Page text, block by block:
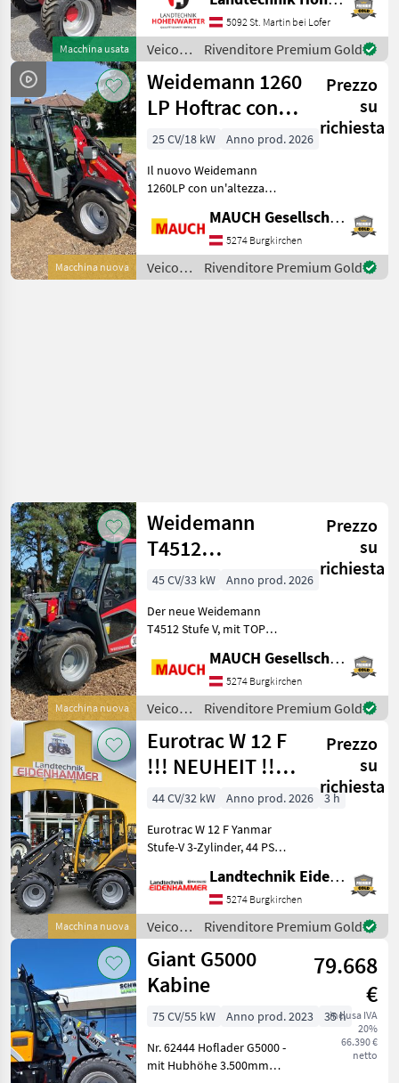
Macchina usata
*Kipplast 4200 kg
*Radstand 2.52 m
*Fahrgeschwindigkeit 20
km/h *Wenderadius innen
4.7
5092 St. Martin bei Lofer
Veicoli
agricoli
a
motore
/
Schäffer
Rivenditore Premium Gold
Macchina nuova
Weidemann 1260
LP Hoftrac con
altezza di
ingombro
inferiore a 2,0 m
Prezzo
su
richiesta
25 CV/18 kW
Anno prod. 2026
Il nuovo Weidemann
1260LP con un'altezza
km/h di serie, disponibile
nella versione con cabina o
tettuccio di protezione per
il conducente,
MAUCH Gesellschaft m.b.H. & Co.KG
5274 Burgkirchen
Veicoli
agricoli
Rivenditore Premium Gold
Macchina nuova
Weidemann
T4512
Teleskoplader
Prezzo
su
richiesta
45 CV/33 kW
Anno prod. 2026
Der neue Weidemann
T4512 Stufe V, mit TOP
Einzigartiges
Leistungsgewicht ->
Transport mit dem
Autoanhänger,
umfangreicheres
Optionsprogramm - sowi
MAUCH Gesellschaft m.b.H. & Co.KG
5274 Burgkirchen
Veicoli
agricoli
a
motore
/
Weidemann
Rivenditore Premium Gold
Macchina nuova
Eurotrac W 12 F
!!! NEUHEIT !!!
Prompt
Prezzo
su
richiesta
44 CV/32 kW Anno prod. 2026
3 h
Eurotrac W 12 F Yanmar
Stufe-V 3-Zylinder, 44 PS
Eigengewicht 2620 kg
Hubhöhe 290 cm Bauhöhe
233 cm Radladerbreite 150
cm Joystick-Steue
Landtechnik Eidenhammer GmbH
5274 Burgkirchen
Veicoli
agricoli
a
motore
/
Eurotrac
Rivenditore Premium Gold
Giant G5000
Kabine
79.668
€
inclusa IVA
20%
66.390 €
netto
75 CV/55 kW Anno prod. 2023
35 h
Nr. 62444 Hoflader G5000 -
mit Hubhöhe 3.500mm